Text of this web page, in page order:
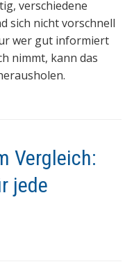
verschiedene
sich nicht vorschnell
wer gut informiert
nimmt, kann das
Vergleich:
jede